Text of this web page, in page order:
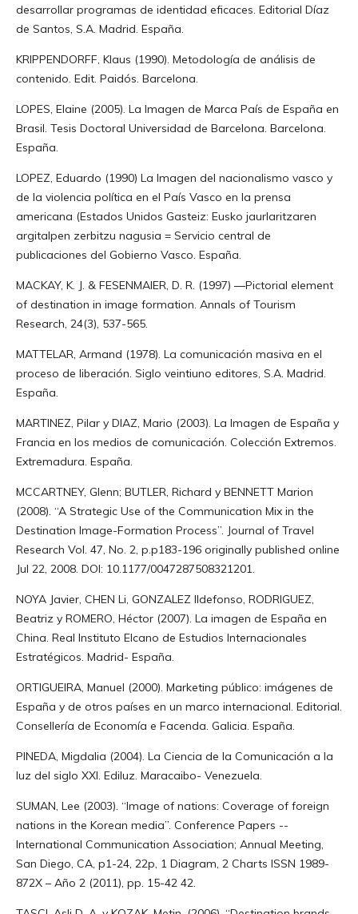
desarrollar programas de identidad eficaces. Editorial Díaz
de Santos, S.A. Madrid. España.
KRIPPENDORFF, Klaus (1990). Metodología de análisis de
contenido. Edit. Paidós. Barcelona.
LOPES, Elaine (2005). La Imagen de Marca País de España en
Brasil. Tesis Doctoral Universidad de Barcelona. Barcelona.
España.
LOPEZ, Eduardo (1990) La Imagen del nacionalismo vasco y
de la violencia política en el País Vasco en la prensa
americana (Estados Unidos Gasteiz: Eusko jaurlaritzaren
argitalpen zerbitzu nagusia = Servicio central de
publicaciones del Gobierno Vasco. España.
MACKAY, K. J. & FESENMAIER, D. R. (1997) ―Pictorial element
of destination in image formation. Annals of Tourism
Research, 24(3), 537-565.
MATTELAR, Armand (1978). La comunicación masiva en el
proceso de liberación. Siglo veintiuno editores, S.A. Madrid.
España.
MARTINEZ, Pilar y DIAZ, Mario (2003). La Imagen de España y
Francia en los medios de comunicación. Colección Extremos.
Extremadura. España.
MCCARTNEY, Glenn; BUTLER, Richard y BENNETT Marion
(2008). “A Strategic Use of the Communication Mix in the
Destination Image-Formation Process”. Journal of Travel
Research Vol. 47, No. 2, p.p183-196 originally published online
Jul 22, 2008. DOI: 10.1177/0047287508321201.
NOYA Javier, CHEN Li, GONZALEZ Ildefonso, RODRIGUEZ,
Beatriz y ROMERO, Héctor (2007). La imagen de España en
China. Real Instituto Elcano de Estudios Internacionales
Estratégicos. Madrid- España.
ORTIGUEIRA, Manuel (2000). Marketing público: imágenes de
España y de otros países en un marco internacional. Editorial.
Consellería de Economía e Facenda. Galicia. España.
PINEDA, Migdalia (2004). La Ciencia de la Comunicación a la
luz del siglo XXI. Ediluz. Maracaibo- Venezuela.
SUMAN, Lee (2003). “Image of nations: Coverage of foreign
nations in the Korean media”. Conference Papers --
International Communication Association; Annual Meeting,
San Diego, CA, p1-24, 22p, 1 Diagram, 2 Charts ISSN 1989-
872X – Año 2 (2011), pp. 15-42 42.